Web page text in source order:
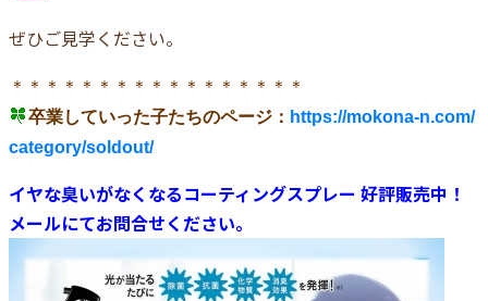
ぜひご見学ください。
＊＊＊＊＊＊＊＊＊＊＊＊＊＊＊＊＊
卒業していった子たちのページ： https://mokona-n.com/
category/soldout/
イヤな臭いがなくなるコーティングスプレー 好評販売中！
メールにてお問合せください。